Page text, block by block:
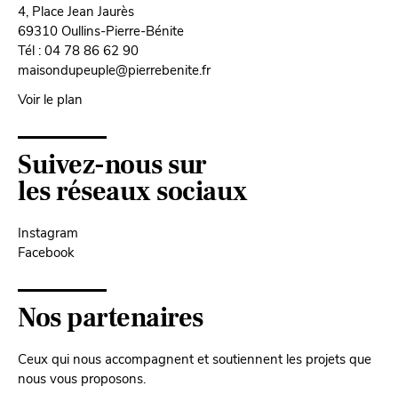
4, Place Jean Jaurès
69310 Oullins-Pierre-Bénite
Tél : 04 78 86 62 90
maisondupeuple@pierrebenite.fr
Voir le plan
Suivez-nous sur
les réseaux sociaux
Instagram
Facebook
Nos partenaires
Ceux qui nous accompagnent et soutiennent les projets que
nous vous proposons.